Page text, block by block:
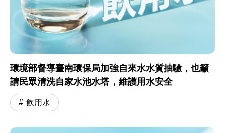
環境部督導臺南環保局加強自來水水質抽驗，也籲
請民眾清洗自家水池水塔，維護用水安全
飲用水